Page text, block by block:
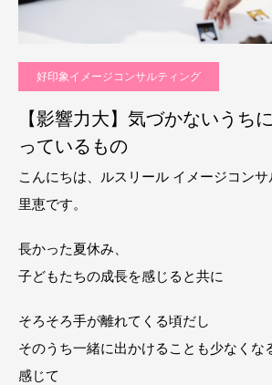
好印象イメージコンサルティング
【影響力大】気づかないうち
っているもの
こんにちは、ルスリール イメージコン
里恵です。
長かった夏休み、
子どもたちの成長を感じると共に
そろそろ手が離れてくる頃だし
そのうち一緒に出かけることも少なくな
感じて